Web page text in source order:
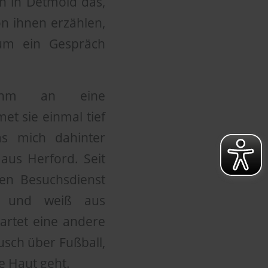
ihnen erzählen,
ein Gespräch
an eine
sie einmal tief
mich dahinter
Herford. Seit
Besuchsdienst
und weiß aus
eine andere
über Fußball,
Haut geht.